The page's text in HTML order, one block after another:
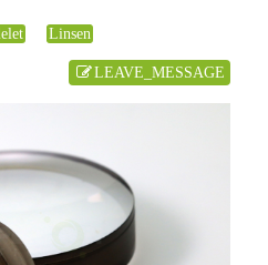
Linsen
LEAVE_MESSAGE